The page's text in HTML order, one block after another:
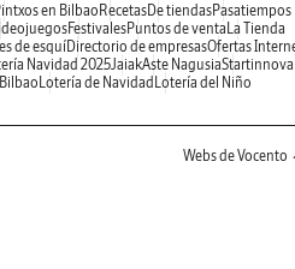
en Bilbao RecetasDe tiendasPasatiempos
FestivalesPuntos de venta La Tienda
de esquíDirectorio de empresasOfertas
Navidad 2025JaiakAste NagusiaStartinnova
Lotería de Navidad Lotería del Niño
Webs de Vocento